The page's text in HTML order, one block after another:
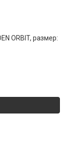
ORBIT, размер: